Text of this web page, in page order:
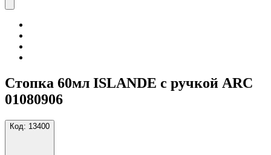
Стопка 60мл ISLANDE с ручкой ARC
01080906
Код: 13400